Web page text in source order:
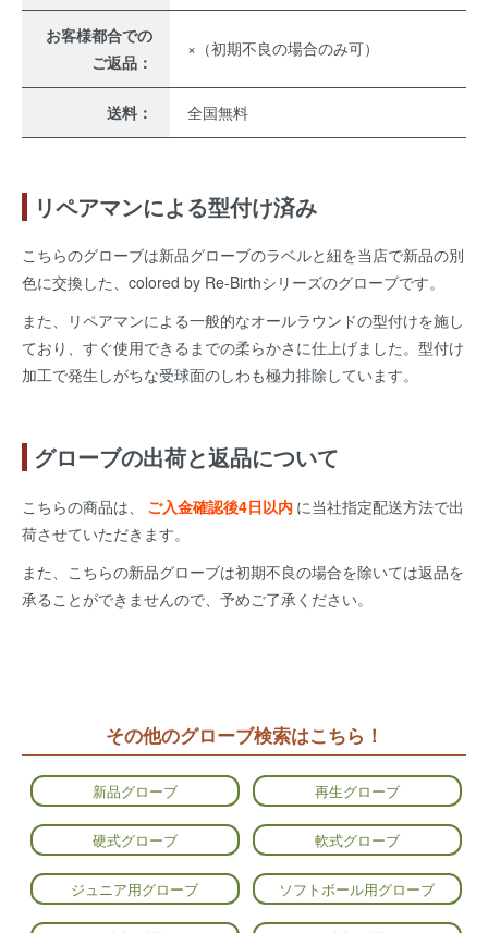
お客様都合での
ご返品：
×（初期不良の場合のみ可）
送料： 全国無料
リペアマンによる型付け済み
こちらのグローブは新品グローブのラベルと紐を当店で新品の別
色に交換した、colored by Re-Birthシリーズのグローブです。
また、リペアマンによる一般的なオールラウンドの型付けを施し
ており、すぐ使用できるまでの柔らかさに仕上げました。型付け
加工で発生しがちな受球面のしわも極力排除しています。
グローブの出荷と返品について
こちらの商品は、 ご入金確認後4日以内 に当社指定配送方法で出
荷させていただきます。
また、こちらの新品グローブは初期不良の場合を除いては返品を
承ることができませんので、予めご了承ください。
その他のグローブ検索はこちら！
新品グローブ 再生グローブ
硬式グローブ 軟式グローブ
ジュニア用グローブ ソフトボール用グローブ